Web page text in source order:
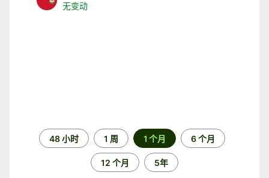
无变动
48 小时 1 周 1 个月 6 个月
12 个月 5年